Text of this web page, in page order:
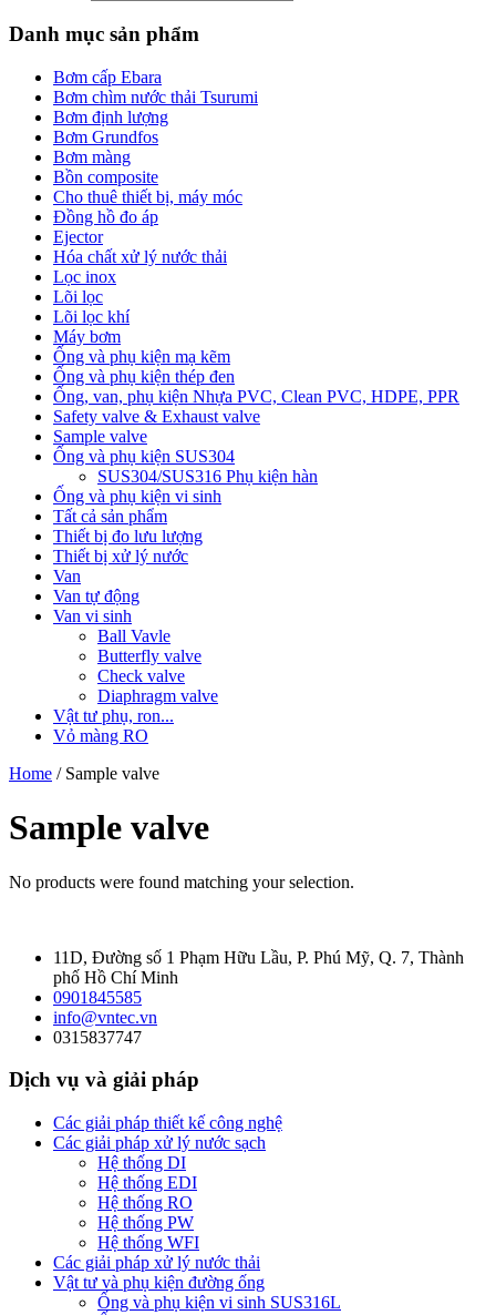
Danh mục sản phẩm
Bơm cấp Ebara
Bơm chìm nước thải Tsurumi
Bơm định lượng
Bơm Grundfos
Bơm màng
Bồn composite
Cho thuê thiết bị, máy móc
Đồng hồ đo áp
Ejector
Hóa chất xử lý nước thải
Lọc inox
Lõi lọc
Lõi lọc khí
Máy bơm
Ống và phụ kiện mạ kẽm
Ống và phụ kiện thép đen
Ống, van, phụ kiện Nhựa PVC, Clean PVC, HDPE, PPR
Safety valve & Exhaust valve
Sample valve
Ống và phụ kiện SUS304
SUS304/SUS316 Phụ kiện hàn
Ống và phụ kiện vi sinh
Tất cả sản phẩm
Thiết bị đo lưu lượng
Thiết bị xử lý nước
Van
Van tự động
Van vi sinh
Ball Vavle
Butterfly valve
Check valve
Diaphragm valve
Vật tư phụ, ron...
Vỏ màng RO
Home / Sample valve
Sample valve
No products were found matching your selection.
11D, Đường số 1 Phạm Hữu Lầu, P. Phú Mỹ, Q. 7, Thành
phố Hồ Chí Minh
0901845585
info@vntec.vn
0315837747
Dịch vụ và giải pháp
Các giải pháp thiết kế công nghệ
Các giải pháp xử lý nước sạch
Hệ thống DI
Hệ thống EDI
Hệ thống RO
Hệ thống PW
Hệ thống WFI
Các giải pháp xử lý nước thải
Vật tư và phụ kiện đường ống
Ống và phụ kiện vi sinh SUS316L